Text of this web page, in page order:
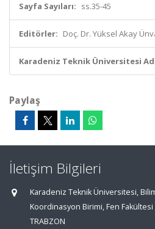
Sayfa Sayıları: ss.35-45
Editörler: Doç. Dr. Yüksel Akay
Karadeniz Teknik Üniversitesi
Paylaş
İletişim Bilgileri
Karadeniz Teknik Üniversitesi,
Koordinasyon Birimi, Fen Fakültesi
TRABZON